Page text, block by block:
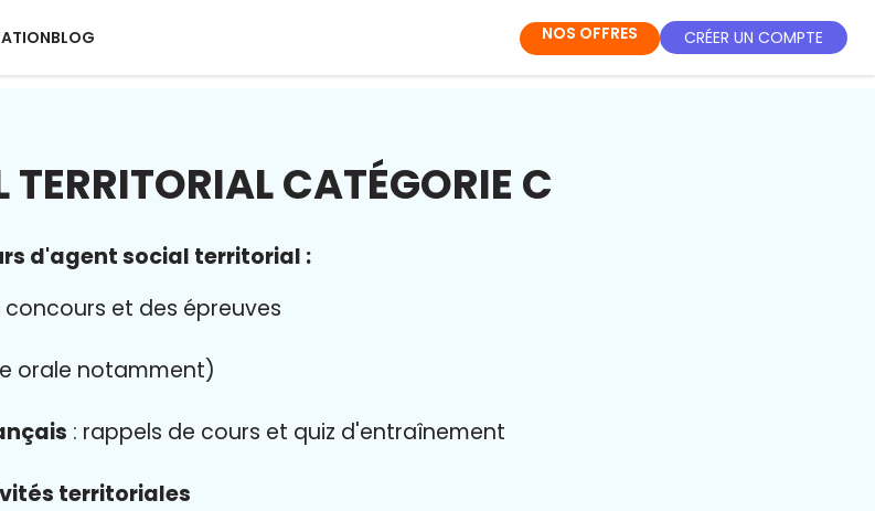
BLOG NOS OFFRES CRÉER UN COMPTE
CATÉGORIE C
d'agent social territorial :
et des épreuves
orale notamment)
: rappels de cours et quiz d'entraînement
territoriales